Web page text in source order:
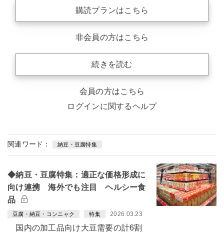
購読プランはこちら
非会員の方はこちら
続きを読む
会員の方はこちら
ログインに関するヘルプ
関連ワード： 納豆・豆腐特集
◆納豆・豆腐特集：適正な価格形成に
向け連携 海外でも注目 ヘルシー食
品
豆腐・納豆・コンニャク 特集 2026.03.23
国内の加工品向け大豆需要の計6割